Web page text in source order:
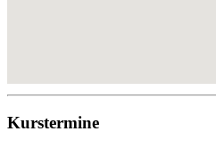
Kurstermine